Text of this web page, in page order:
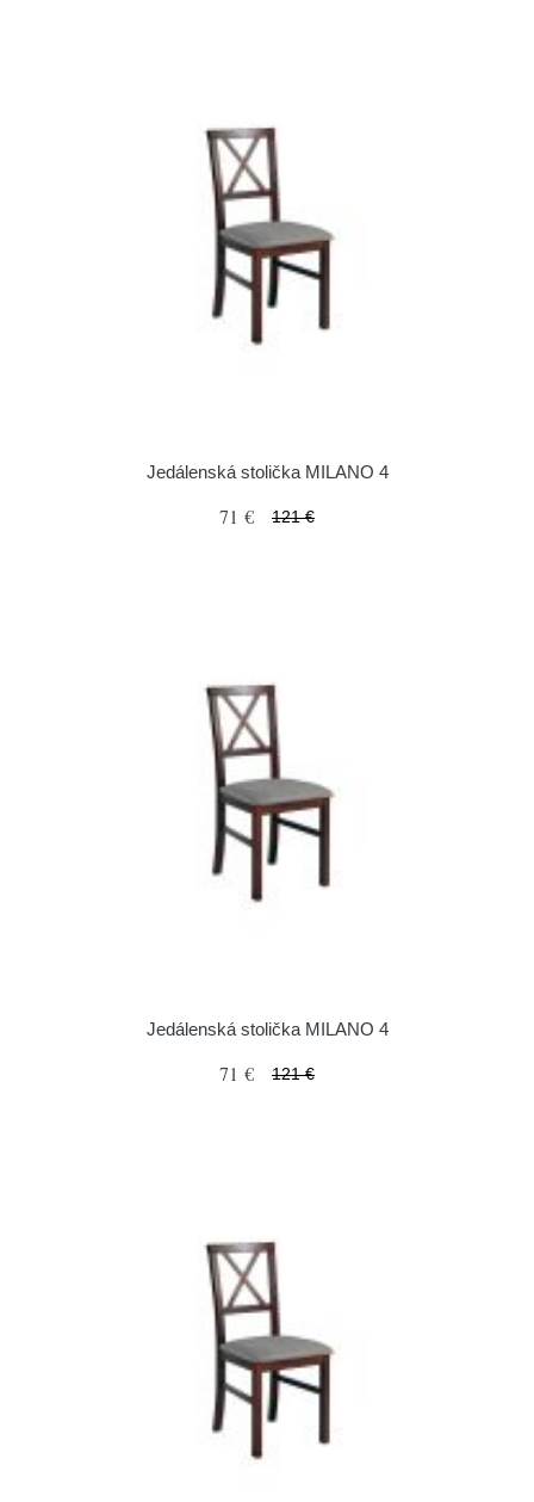
Jedálenská stolička MILANO 4
71 € 121 €
Jedálenská stolička MILANO 4
71 € 121 €